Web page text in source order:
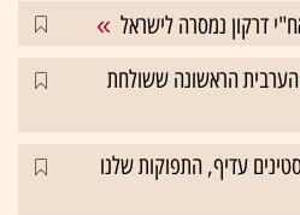
דרקון נמסרה לישראל
הערבית הראשונה ששולחת
עדיף, התפוקות שלנו